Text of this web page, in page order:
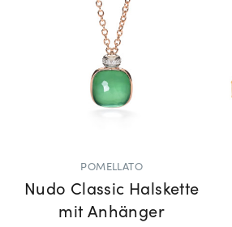
POMELLATO
Nudo Classic Halskette
mit Anhänger